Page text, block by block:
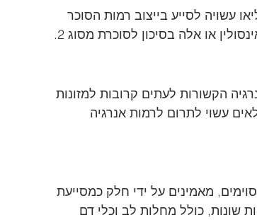
עשויה לסייע בייצוב רמות הסוכר
או אלה בסיכון לסוכרת מסוג 2.
הקשורות לעתים קרובות למזונות
עשוי לתרום לרמות אנרגיה
מאמינים על ידי חלק כמסייעת
שונות, כולל מחלות לב וכלי דם